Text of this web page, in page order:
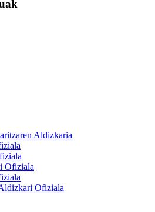
Aldizkaria
Ofiziala
Ofiziala